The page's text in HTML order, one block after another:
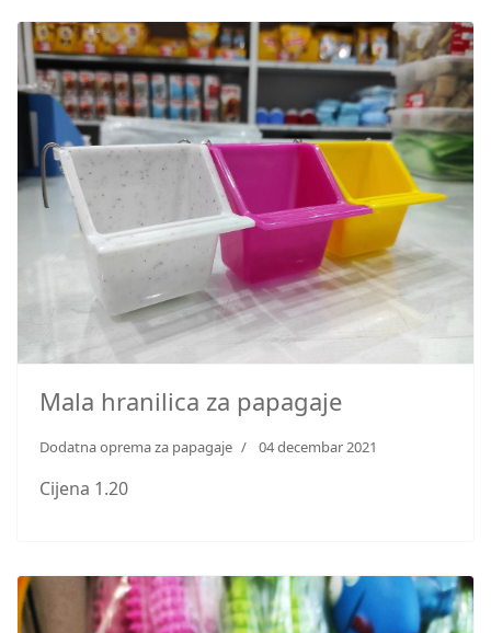
Mala hranilica za papagaje
Dodatna oprema za papagaje 04 decembar 2021
Cijena 1.20